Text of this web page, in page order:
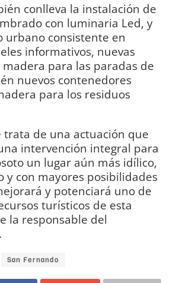
conlleva la instalación de
con luminaria Led, y
urbano consistente en
informativos, nuevas
para las paradas de
nuevos contenedores
para los residuos
trata de una actuación que
intervención integral para
un lugar aún más idílico,
y con mayores posibilidades
y potenciará uno de
turísticos de esta
la responsable del
San Fernando